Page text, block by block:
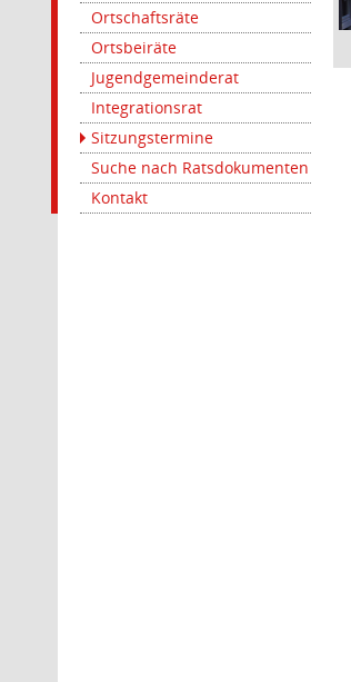
Ortschaftsräte
Ortsbeiräte
Jugendgemeinderat
Integrationsrat
Sitzungstermine
Suche nach Ratsdokumenten
Kontakt